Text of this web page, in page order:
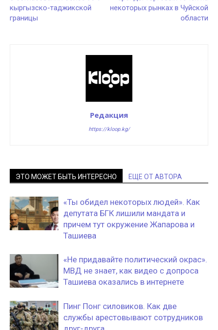
кыргызско-таджикской
границы
некоторых рынках в Чуйской
области
Редакция
https://kloop.kg/
ЭТО МОЖЕТ БЫТЬ ИНТЕРЕСНО ЕЩЕ ОТ АВТОРА
«Ты обидел некоторых людей». Как
депутата БГК лишили мандата и
причем тут окружение Жапарова и
Ташиева
«Не придавайте политический окрас».
МВД не знает, как видео с допроса
Ташиева оказались в интернете
Пинг Понг силовиков. Как две
службы арестовывают сотрудников